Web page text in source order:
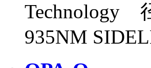
Technology
935NM